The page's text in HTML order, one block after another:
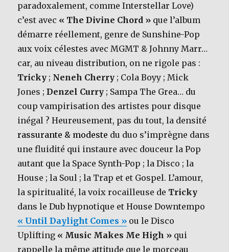
paradoxalement, comme Interstellar Love)
c’est avec « The Divine Chord » que l’album
démarre réellement, genre de Sunshine-Pop
aux voix célestes avec MGMT & Johnny Marr…
car, au niveau distribution, on ne rigole pas :
Tricky ; Neneh Cherry ; Cola Boyy ; Mick
Jones ;Denzel Curry ; Sampa The Grea… du
coup vampirisation des artistes pour disque
inégal ? Heureusement, pas du tout, la densité
rassurante & modeste du duo s’imprègne dans
une fluidité qui instaure avec douceur la Pop
autant que la Space Synth-Pop ; la Disco ; la
House ; la Soul ; la Trap et et Gospel. L’amour,
la spiritualité, la voix rocailleuse de Tricky
dans le Dub hypnotique et House Downtempo
« Until Daylight Comes » ou le Disco
Uplifting « Music Makes Me High » qui
rappelle la même attitude que le morceau